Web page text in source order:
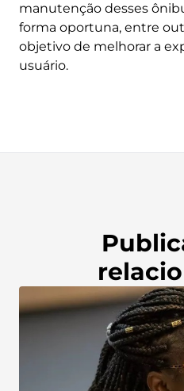
manutenção desses
forma oportuna, entre
objetivo de melhorar a
usuário.